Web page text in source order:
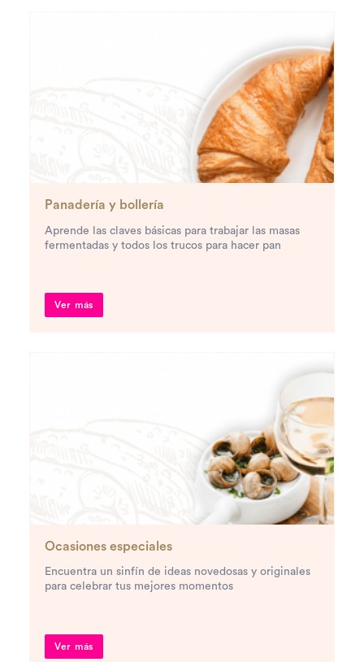
Panadería y bollería
Aprende las claves básicas para trabajar las masas
fermentadas y todos los trucos para hacer pan
Ver más
Ocasiones especiales
Encuentra un sinfín de ideas novedosas y originales
para celebrar tus mejores momentos
Ver más